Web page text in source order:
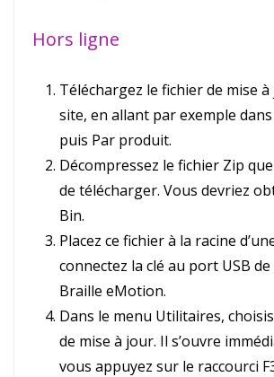
Hors ligne
Téléchargez le fichier de mise
site, en allant par exemple
puis Par produit.
Décompressez le fichier Zip
de télécharger. Vous devriez
Bin.
Placez ce fichier à la racine
connectez la clé au port USB de
Braille eMotion.
Dans le menu Utilitaires,
de mise à jour. Il s’ouvre
vous appuyez sur le raccourci